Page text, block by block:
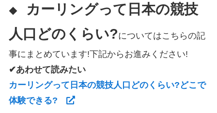
◆
カーリングって日本の競技
人口どのくらい?についてはこちらの記
事にまとめています!下記からお進みください!
✔あわせて読みたい
カーリングって日本の競技人口どのくらい?どこで
体験できる?